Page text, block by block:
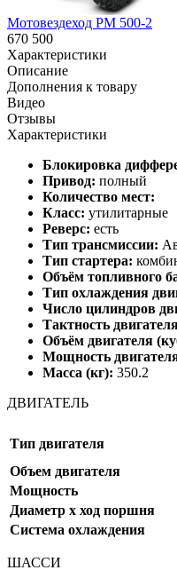
Мотовездеход РМ 500-2
670 500
Характеристики
Описание
Дополнения к товару
Видео
Отзывы
Характеристики
Блокировка
Привод: полный
Количество мест:
Класс: утилитарные
Реверс: есть
Тип трансмиссии:
Тип стартера:
Объём топливного
Тип охлаждения
Число цилиндров
Тактность
Объём двигателя
Мощность
Масса (кг): 350.2
ДВИГАТЕЛЬ
Тип двигателя
Объем двигателя
Мощность
Диаметр x ход поршня
Система охлаждения
ШАССИ